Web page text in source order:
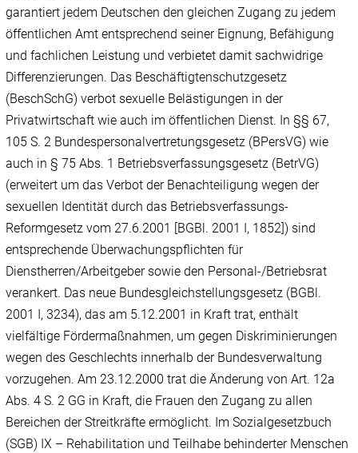
garantiert jedem Deutschen den gleichen Zugang zu jedem
öffentlichen Amt entsprechend seiner Eignung, Befähigung
und fachlichen Leistung und verbietet damit sachwidrige
Differenzierungen. Das Beschäftigtenschutzgesetz
(BeschSchG) verbot sexuelle Belästigungen in der
Privatwirtschaft wie auch im öffentlichen Dienst. In §§ 67,
105 S. 2 Bundespersonalvertretungsgesetz (BPersVG) wie
auch in § 75 Abs. 1 Betriebsverfassungsgesetz (BetrVG)
(erweitert um das Verbot der Benachteiligung wegen der
sexuellen Identität durch das Betriebsverfassungs-
Reformgesetz vom 27.6.2001 [BGBl. 2001 I, 1852]) sind
entsprechende Überwachungspflichten für
Dienstherren/Arbeitgeber sowie den Personal-/Betriebsrat
verankert. Das neue Bundesgleichstellungsgesetz (BGBl.
2001 I, 3234), das am 5.12.2001 in Kraft trat, enthält
vielfältige Fördermaßnahmen, um gegen Diskriminierungen
wegen des Geschlechts innerhalb der Bundesverwaltung
vorzugehen. Am 23.12.2000 trat die Änderung von Art. 12a
Abs. 4 S. 2 GG in Kraft, die Frauen den Zugang zu allen
Bereichen der Streitkräfte ermöglicht. Im Sozialgesetzbuch
(SGB) IX – Rehabilitation und Teilhabe behinderter Menschen